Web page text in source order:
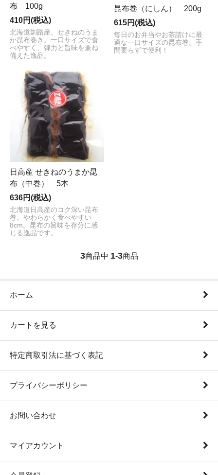
布 100g
410円(税込)
北海道釧路産、せきねのうま
か昆布巻き。一口サイズで食
べやすく、弾力と旨味を兼ね
備えた逸品。
昆布巻（にしん） 200g
615円(税込)
毎日のお弁当やお茶請けに最
適な一口サイズの昆布巻。手
間要らずで便利！
日高産 せきねのうまか昆
布（中巻） 5本
636円(税込)
北海道日高産のコク深い昆布
巻。やわらかく食べやすい
8cm。昆布の旨味を存分に感
じる逸品です。
3商品中 1-3商品
ホーム
カートを見る
特定商取引法に基づく表記
プライバシーポリシー
お問い合わせ
マイアカウント